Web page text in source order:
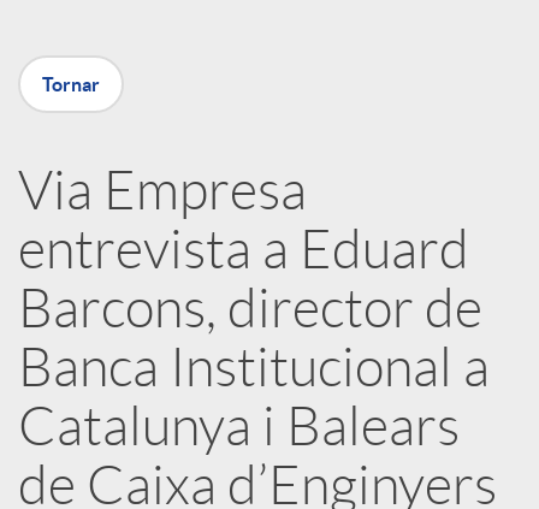
X
r
x
e
s
Tornar
Via Empresa
entrevista a Eduard
Barcons, director de
Banca Institucional a
Catalunya i Balears
de Caixa d’Enginyers